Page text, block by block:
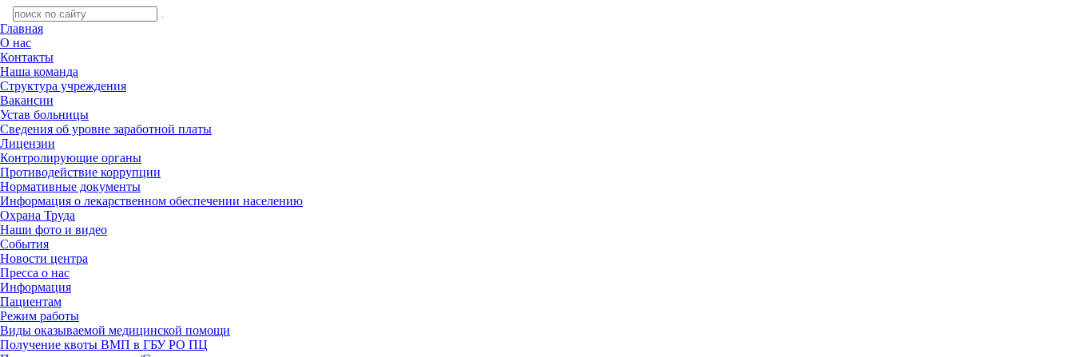
Главная
О нас
Контакты
Наша команда
Структура учреждения
Вакансии
Устав больницы
Сведения об уровне заработной платы
Лицензии
Контролирующие органы
Противодействие коррупции
Нормативные документы
Информация о лекарственном обеспечении населению
Охрана Труда
Наши фото и видео
События
Новости центра
Пресса о нас
Информация
Пациентам
Режим работы
Виды оказываемой медицинской помощи
Получение квоты ВМП в ГБУ РО ПЦ